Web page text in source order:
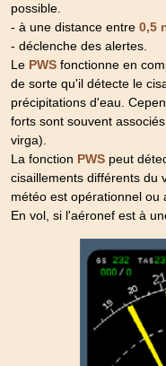
possible.
- à une distance entre0,5
- déclenche des alertes.
Le PWS fonctionne en
de sorte qu'il détecte le
précipitations d'eau.
forts sont souvent
virga).
La fonction PWS peut
cisaillements différents du
météo est opérationnel
En vol, si l'aéronef est à